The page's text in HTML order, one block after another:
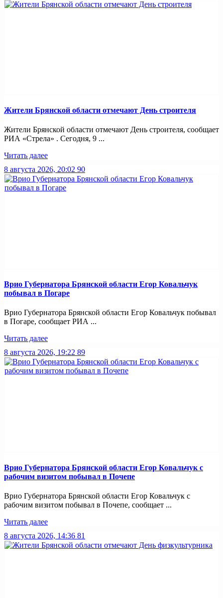
Жители Брянской области отмечают День строителя
Жители Брянской области отмечают День строителя, сообщает
РИА «Стрела» . Сегодня, 9 ...
Читать далее
8 августа 2026, 20:02 90
Врио Губернатора Брянской области Егор Ковальчук
побывал в Погаре
Врио Губернатора Брянской области Егор Ковальчук побывал
в Погаре, сообщает РИА ...
Читать далее
8 августа 2026, 19:22 89
Врио Губернатора Брянской области Егор Ковальчук с
рабочим визитом побывал в Почепе
Врио Губернатора Брянской области Егор Ковальчук с
рабочим визитом побывал в Почепе, сообщает ...
Читать далее
8 августа 2026, 14:36 81